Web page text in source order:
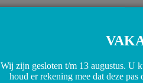
Wij zijn gesloten t/m 13 augustus. U
houd er rekening mee dat deze